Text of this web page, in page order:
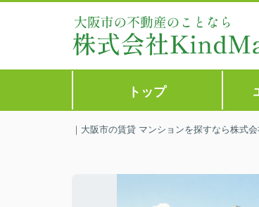
トップ
｜大阪市の賃貸 マンションを探すなら株式